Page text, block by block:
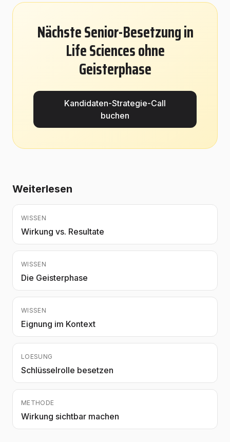
Nächste Senior-Besetzung in
Life Sciences ohne
Geisterphase
Kandidaten-Strategie-Call
buchen
Weiterlesen
WISSEN
Wirkung vs. Resultate
WISSEN
Die Geisterphase
WISSEN
Eignung im Kontext
LOESUNG
Schlüsselrolle besetzen
METHODE
Wirkung sichtbar machen